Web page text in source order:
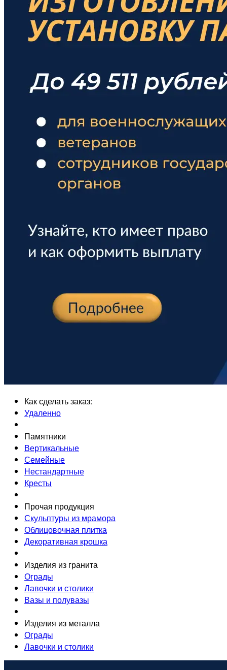
Как сделать заказ:
Удаленно
Памятники
Вертикальные
Семейные
Нестандартные
Кресты
Прочая продукция
Скульптуры из мрамора
Облицовочная плитка
Декоративная крошка
Изделия из гранита
Ограды
Лавочки и столики
Вазы и полувазы
Изделия из металла
Ограды
Лавочки и столики